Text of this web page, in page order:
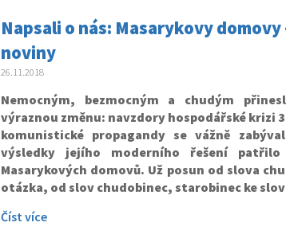
Napsali o nás: Masarykovy
noviny
26.11.2018
Nemocným, bezmocným a chudým
výraznou změnu: navzdory hospodářské krizi
komunistické propagandy se vážně
výsledky jejího moderního řešení
Masarykových domovů. Už posun od slova
otázka, od slov chudobinec, starobinec ke
Číst více